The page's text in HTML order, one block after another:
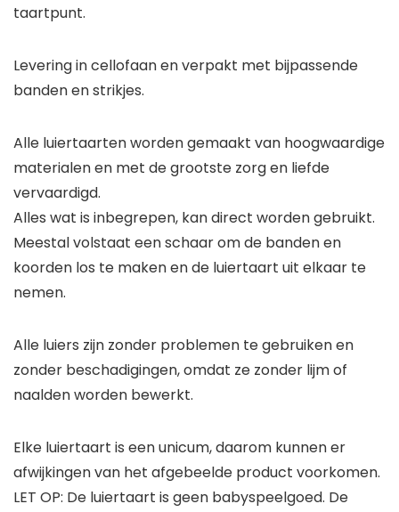
taartpunt.
Levering in cellofaan en verpakt met bijpassende
banden en strikjes.
Alle luiertaarten worden gemaakt van hoogwaardige
materialen en met de grootste zorg en liefde
vervaardigd.
Alles wat is inbegrepen, kan direct worden gebruikt.
Meestal volstaat een schaar om de banden en
koorden los te maken en de luiertaart uit elkaar te
nemen.
Alle luiers zijn zonder problemen te gebruiken en
zonder beschadigingen, omdat ze zonder lijm of
naalden worden bewerkt.
Elke luiertaart is een unicum, daarom kunnen er
afwijkingen van het afgebeelde product voorkomen.
LET OP: De luiertaart is geen babyspeelgoed. De